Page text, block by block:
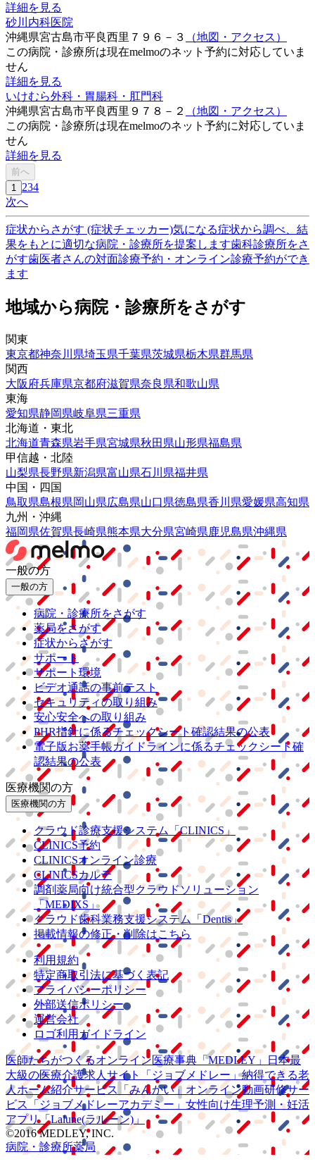
詳細を見る
砂川内科医院
沖縄県宮古島市平良西里７９６－３
（地図・アクセス）
この病院・診療所は現在melmoのネット予約に対応していま
せん
詳細を見る
いけむら外科・胃腸科・肛門科
沖縄県宮古島市平良西里９７８－２
（地図・アクセス）
この病院・診療所は現在melmoのネット予約に対応していま
せん
詳細を見る
前へ
1
234
次へ
症状からさがす (症状チェッカー)気になる症状から調べ、結
果をもとに適切な病院・診療所を提案します歯科診療所をさ
がす歯医者さんの対面診療予約・オンライン診療予約ができ
ます
地域から病院・診療所をさがす
関東
東京都神奈川県埼玉県千葉県茨城県栃木県群馬県
関西
大阪府兵庫県京都府滋賀県奈良県和歌山県
東海
愛知県静岡県岐阜県三重県
北海道・東北
北海道青森県岩手県宮城県秋田県山形県福島県
甲信越・北陸
山梨県長野県新潟県富山県石川県福井県
中国・四国
鳥取県島根県岡山県広島県山口県徳島県香川県愛媛県高知県
九州・沖縄
福岡県佐賀県長崎県熊本県大分県宮崎県鹿児島県沖縄県
一般の方
一般の方
病院・診療所をさがす
薬局をさがす
症状からさがす
サポート
サポート環境
ビデオ通話の事前テスト
セキュリティの取り組み
安心安全への取り組み
PHR指針に係るチェックシート確認結果の公表
電子版お薬手帳ガイドラインに係るチェックシート確
認結果の公表
医療機関の方
医療機関の方
クラウド診療支援システム
「CLINICS」
CLINICS予約
CLINICSオンライン診療
CLINICSカルテ
調剤薬局向け統合型クラウドソリューション
「MEDIXS」
クラウド歯科業務支援システム
「Dentis」
掲載情報の修正・削除はこちら
利用規約
特定商取引法に基づく表記
プライバシーポリシー
外部送信ポリシー
運営会社
ロゴ利用ガイドライン
医師たちがつくるオンライン医療事典 「MEDLEY」
日本最
大級の医療介護求人サイト 「ジョブメドレー」納得できる老
人ホーム紹介サービス
「みんかい」 オンライン動画研修サー
ビス
「ジョブメドレーアカデミー」 女性向け生理予測・妊活
アプリ「Lalune(ラルーン)」
©2016 MEDLEY, INC.
病院・診療所薬局